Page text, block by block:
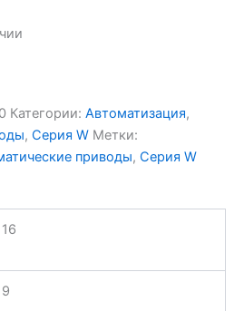
Категории: Автоматизация,
, Серия W Метки:
приводы, Серия W
16
9